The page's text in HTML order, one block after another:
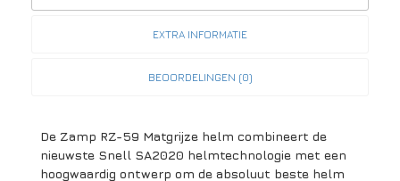
EXTRA INFORMATIE
BEOORDELINGEN (0)
De Zamp RZ-59 Matgrijze helm combineert de
nieuwste Snell SA2020 helmtechnologie met een
hoogwaardig ontwerp om de absoluut beste helm